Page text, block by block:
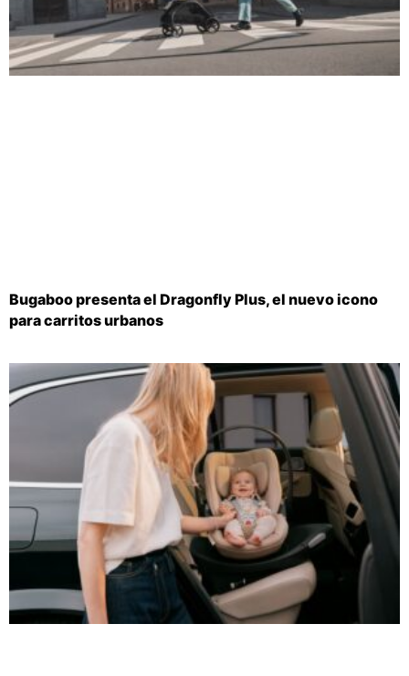
Bugaboo presenta el Dragonfly Plus, el nuevo icono
para carritos urbanos